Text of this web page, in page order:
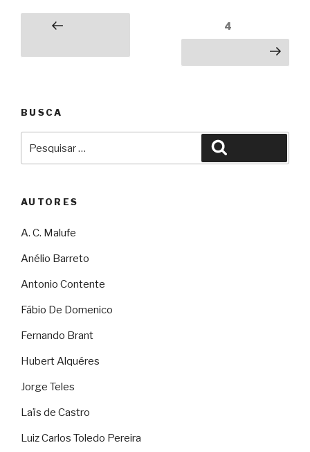
terra
Paginação
posts
Página
4
Próxima página
BUSCA
por:
AUTORES
A. C. Malufe
Anélio Barreto
Antonio Contente
Fábio De Domenico
Fernando Brant
Hubert Alquéres
Jorge Teles
Laïs de Castro
Luiz Carlos Toledo Pereira